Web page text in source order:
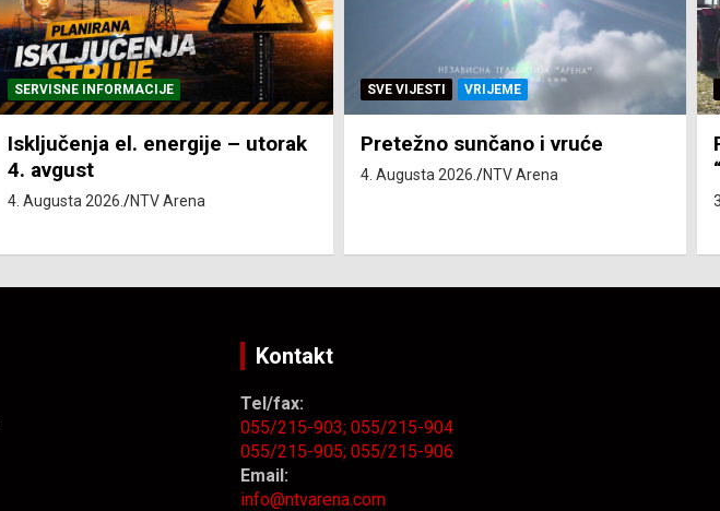
SVE VIJESTI VRIJEME
Pretežno sunčano i vruće
4. Augusta 2026.
SVE VIJESTI ZEMLJA
Pravo na subvenciju za traktor
“Belarus” ostvarila 84 korisnika
Kontakt
Tel/fax:
055/215-903;055/215-904
055/215-905;055/215-906
Email:
info@ntvarena.com